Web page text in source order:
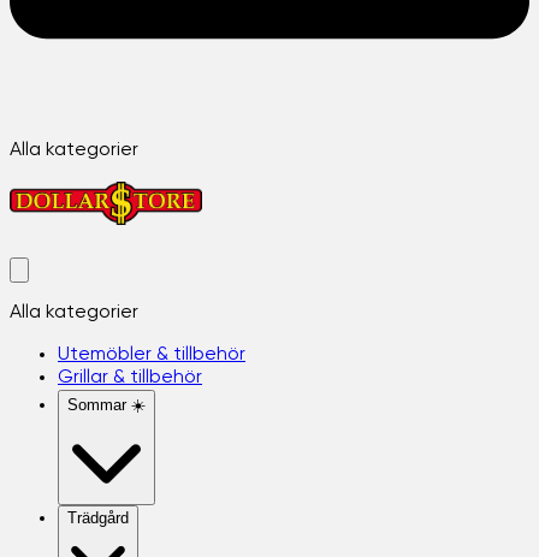
Alla kategorier
Alla kategorier
Utemöbler & tillbehör
Grillar & tillbehör
Sommar ☀️
Trädgård